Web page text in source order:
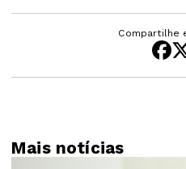
Compartilhe
Mais notícias